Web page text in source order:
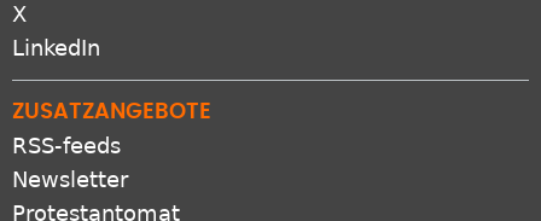
X
LinkedIn
ZUSATZANGEBOTE
RSS-feeds
Newsletter
Protestantomat